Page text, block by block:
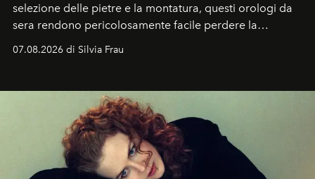
selezione delle pietre e la montatura, questi orologi da
sera rendono pericolosamente facile perdere la
07.08.2026 di Silvia Frau